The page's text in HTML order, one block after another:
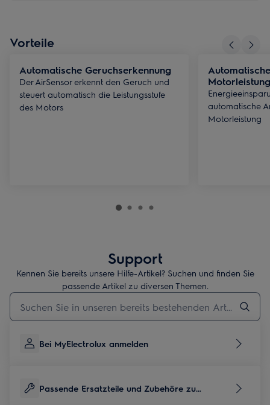
Vorteile
Automatische Geruchserkennung
Der AirSensor erkennt den Geruch und
steuert automatisch die Leistungsstufe
des Motors
Motorleistung
automatische
Motorleistung
Support
Kennen Sie bereits unsere Hilfe-Artikel? Suchen und finden Sie
passende Artikel zu diversen Themen.
Geben Sie den Suchbegriff für Support-Artikel ein
Bei MyElectrolux anmelden
Passende Ersatzteile und Zubehöre zu